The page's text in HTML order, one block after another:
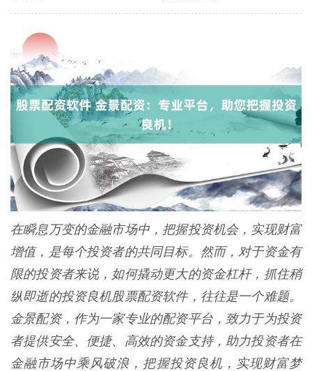
在瞬息万变的金融市场中，把握投资机会，实现财富
增值，是每个投资者的共同目标。然而，对于资金有
限的投资者来说，如何撬动更大的资金杠杆，抓住稍
纵即逝的投资良机股票配资软件，往往是一个难题。
金景配资，作为一家专业的配资平台，致力于为投资
者提供安全、便捷、高效的资金支持，助力投资者在
金融市场中乘风破浪，把握投资良机，实现财富梦